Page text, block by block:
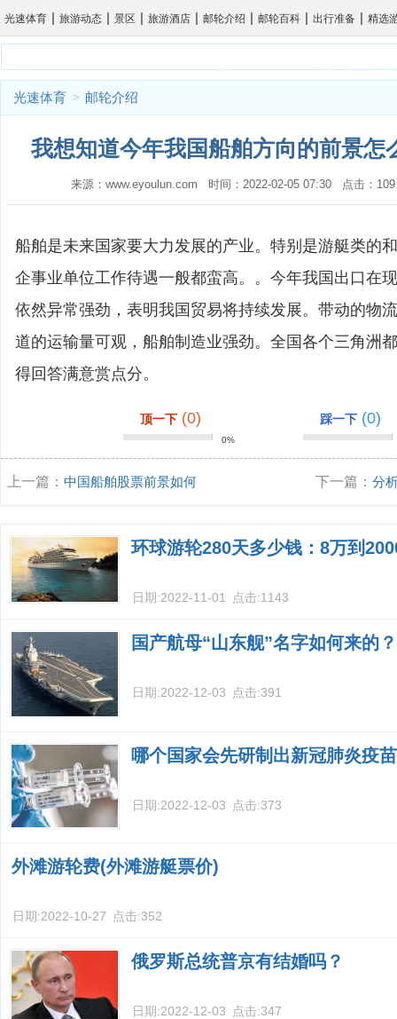
光速体育 | 旅游动态 | 景区 | 旅游酒店 | 邮轮介绍 | 邮轮百科 | 出行准备 | 精选
光速体育 > 邮轮介绍
我想知道今年我国船舶方向的前景怎
来源：www.eyoulun.com 时间：2022-02-05 07:30 点击：
船舶是未来国家要大力发展的产业。特别是游艇类的
企事业单位工作待遇一般都蛮高。。今年我国出口在
依然异常强劲，表明我国贸易将持续发展。带动的物
道的运输量可观，船舶制造业强劲。全国各个三角洲
得回答满意赏点分。
顶一下 (0)
0%
踩一下 (0)
上一篇： 中国船舶股票前景如何 下一篇：分
环球游轮280天多少钱：8万到
日期:2022-11-01 点击:1143
国产航母“山东舰”名字如何来的？
日期:2022-12-03 点击:391
哪个国家会先研制出新冠肺炎疫
日期:2022-12-03 点击:373
外滩游轮费(外滩游艇票价)
日期:2022-10-27 点击:352
俄罗斯总统普京有结婚吗？
日期:2022-12-03 点击:347